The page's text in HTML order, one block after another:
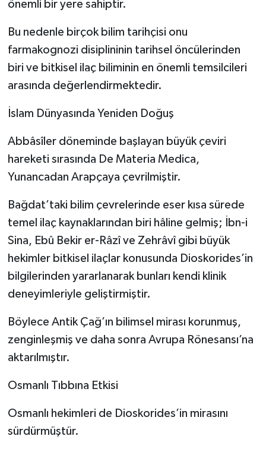
önemli bir yere sahiptir.
Bu nedenle birçok bilim tarihçisi onu
farmakognozi disiplininin tarihsel öncülerinden
biri ve bitkisel ilaç biliminin en önemli temsilcileri
arasında değerlendirmektedir.
İslam Dünyasında Yeniden Doğuş
Abbâsîler döneminde başlayan büyük çeviri
hareketi sırasında De Materia Medica,
Yunancadan Arapçaya çevrilmiştir.
Bağdat’taki bilim çevrelerinde eser kısa sürede
temel ilaç kaynaklarından biri hâline gelmiş; İbn-i
Sina, Ebû Bekir er-Râzî ve Zehrâvî gibi büyük
hekimler bitkisel ilaçlar konusunda Dioskorides’in
bilgilerinden yararlanarak bunları kendi klinik
deneyimleriyle geliştirmiştir.
Böylece Antik Çağ’ın bilimsel mirası korunmuş,
zenginleşmiş ve daha sonra Avrupa Rönesansı’na
aktarılmıştır.
Osmanlı Tıbbına Etkisi
Osmanlı hekimleri de Dioskorides’in mirasını
sürdürmüştür.